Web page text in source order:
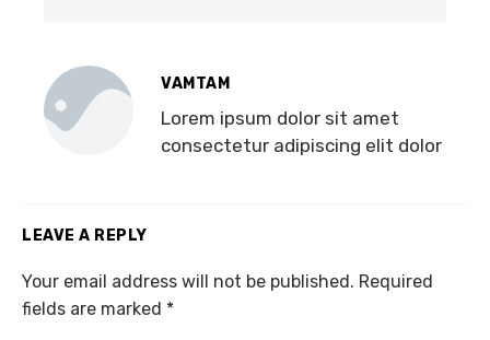
VAMTAM
Lorem ipsum dolor sit amet
consectetur adipiscing elit dolor
LEAVE A REPLY
Your email address will not be published. Required
fields are marked *